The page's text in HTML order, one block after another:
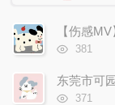
文
章
【伤感
浏
次
数:
381
东莞市可
浏
371